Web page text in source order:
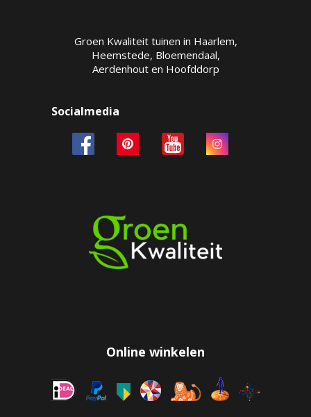
Groen Kwaliteit tuinen in Haarlem,
Heemstede, Bloemendaal,
Aerdenhout en Hoofddorp
Socialmedia
Online winkelen